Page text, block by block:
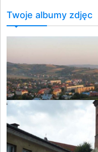
Twoje albumy zdjęc